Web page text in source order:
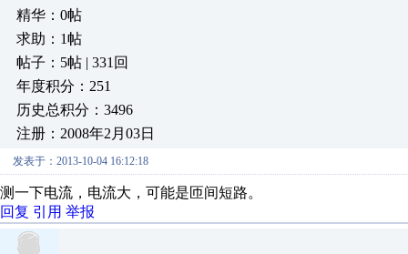
精华：0帖
求助：1帖
帖子：5帖 | 331回
年度积分：251
历史总积分：3496
注册：2008年2月03日
发表于：2013-10-04 16:12:18
测一下电流，电流大，可能是匝间短路。
回复 引用 举报